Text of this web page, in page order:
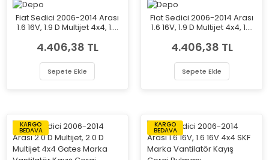
Fiat Sedici 2006-2014 Arası
1.6 16V, 1.9 D Multijet 4x4, 1.6
4.406,38 TL
Sepete Ekle
Fiat Sedici 2006-2014 Arası
1.6 16V, 1.9 D Multijet 4x4, 1.6
Far
4.406,38 TL
Sepete Ekle
KARGO
BEDAVA
KARGO
BEDAVA